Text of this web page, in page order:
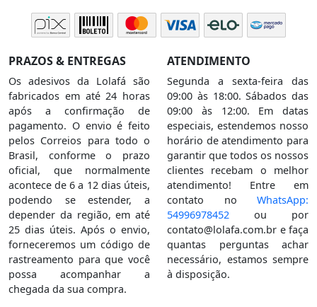
PRAZOS & ENTREGAS
Os adesivos da Lolafá são
fabricados em até 24 horas
após a confirmação de
pagamento. O envio é feito
pelos Correios para todo o
Brasil, conforme o prazo
oficial, que normalmente
acontece de 6 a 12 dias úteis,
podendo se estender, a
depender da região, em até
25 dias úteis. Após o envio,
forneceremos um código de
rastreamento para que você
possa acompanhar a
chegada da sua compra.
ATENDIMENTO
Segunda a sexta-feira das
09:00 às 18:00. Sábados das
09:00 às 12:00. Em datas
especiais, estendemos nosso
horário de atendimento para
garantir que todos os nossos
clientes recebam o melhor
atendimento! Entre em
contato no WhatsApp:
54996978452 ou por
contato@lolafa.com.br e faça
quantas perguntas achar
necessário, estamos sempre
à disposição.